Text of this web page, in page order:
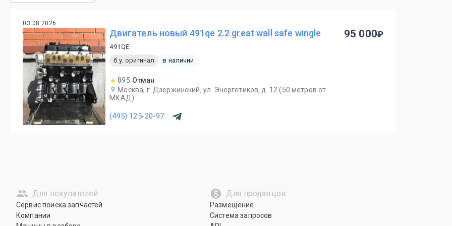
03.08.2026
Двигатель новый 491qe 2.2 great wall safe wingle
491QE
б.у. оригинал
в наличии
895 Отман
Москва, г. Дзержинский, ул. Энергетиков, д. 12 (50 метров от
МКАД)
(495) 125-20-97
95 000
Для покупателей
Сервис поиска запчастей
Компании
Для продавцов
Размещение
Система запросов